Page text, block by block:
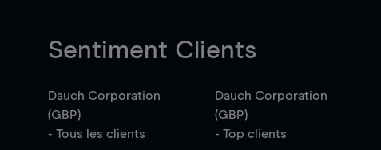
Sentiment Clients
Dauch Corporation
(GBP)
- Tous les clients
Dauch Corporation
(GBP)
- Top clients